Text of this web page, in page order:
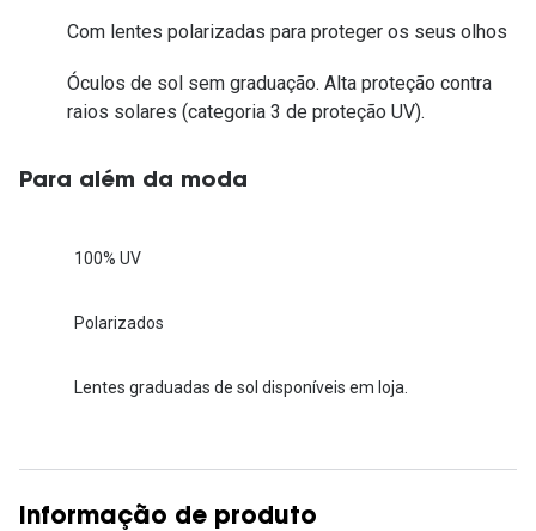
Com lentes polarizadas para proteger os seus olhos
Óculos de sol sem graduação. Alta proteção contra
raios solares (categoria 3 de proteção UV).
Para além da moda
100% UV
Polarizados
Lentes graduadas de sol disponíveis em loja.
Informação de produto